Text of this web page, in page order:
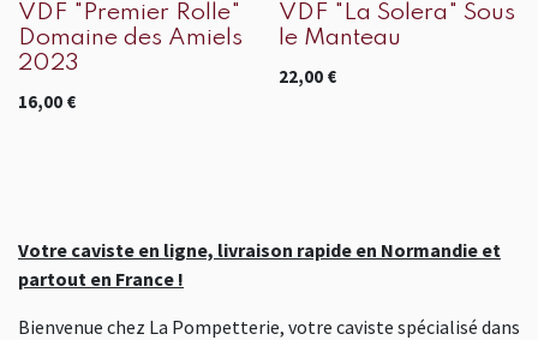
VDF "Premier Rolle"
Domaine des Amiels
2023
16,00 €
VDF "La Solera" Sous
le Manteau
22,00€
Votre caviste en ligne, livraison rapide en Normandie et
partout en France !
Bienvenue chez La Pompetterie, votre caviste spécialisé dans